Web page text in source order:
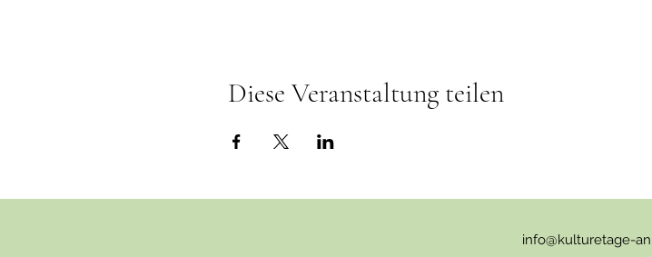
Diese Veranstaltung teilen
info@kulturetage-